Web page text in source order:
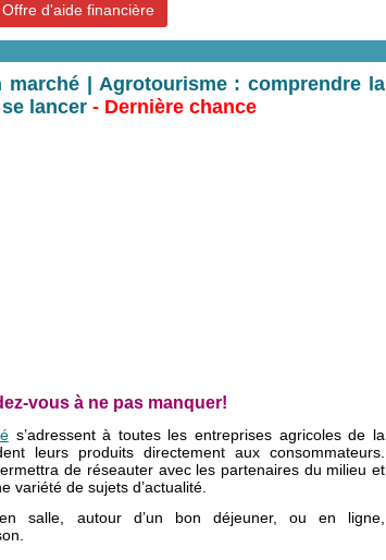
Offre d'aide financière
marché | Agrotourisme : comprendre la
lancer - Dernière chance
vous à ne pas manquer!
s’adressent à toutes les entreprises agricoles de la
leurs produits directement aux consommateurs.
de réseauter avec les partenaires du milieu et
variété de sujets d’actualité.
salle, autour d’un bon déjeuner, ou en ligne,